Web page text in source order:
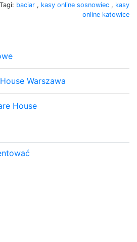
Tagi: baciar , kasy online sosnowiec , kasy
online katowice
Warszawa
House